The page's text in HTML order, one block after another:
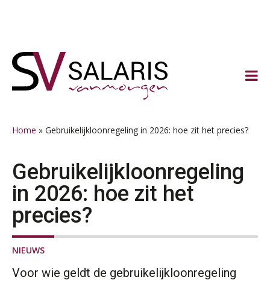
naar
hoofdnavigatie
naar
hoofd
naar
eerste
naar
voettekst
Home » Gebruikelijkloonregeling in 2026: hoe zit het precies?
Gebruikelijkloonregeling
in 2026: hoe zit het
precies?
NIEUWS
Voor wie geldt de gebruikelijkloonregeling